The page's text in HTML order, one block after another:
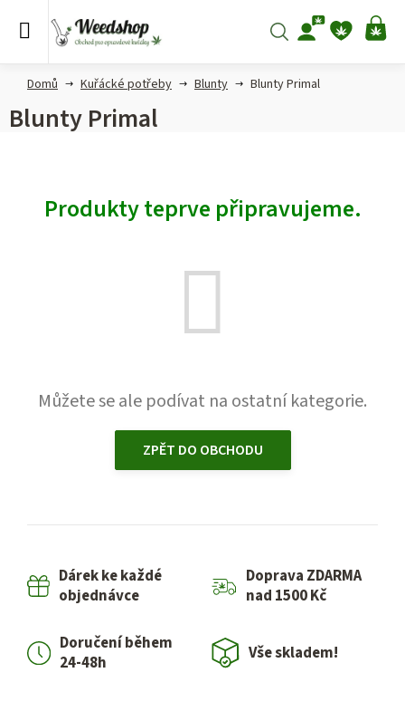
Hledat
Domů Kuřácké potřeby Blunty Blunty Primal
Blunty Primal
Produkty teprve připravujeme.
Můžete se ale podívat na ostatní kategorie.
ZPĚT DO OBCHODU
Dárek ke každé
objednávce
Doprava ZDARMA
nad 1500 Kč
Doručení během
24-48h
Vše skladem!